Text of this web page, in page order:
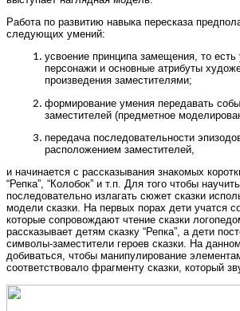
Работа по развитию навыка пересказа
следующих умений:
усвоение принципа замещения, то есть
персонажи и основные атрибуты
произведения заместителями;
формирование умения передавать
заместителей (предметное
передача последовательности
расположением заместителей,
и начинается с рассказывания знакомых
“Репка”, “Колобок” и т.п. Для того чтобы
последовательно излагать сюжет сказки
модели сказки. На первых порах дети учатся
которые сопровождают чтение сказки
рассказывает детям сказку “Репка”, а дети
символы-заместители героев сказки. На
добиваться, чтобы манипулирование
соответствовало фрагменту сказки, который